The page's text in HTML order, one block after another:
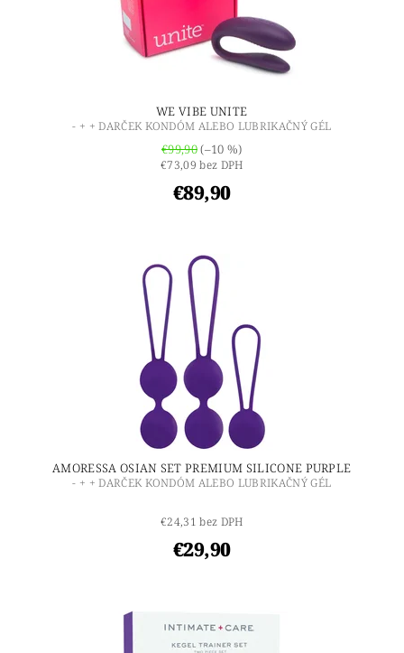
WE VIBE UNITE
- + + DARČEK KONDÓM ALEBO LUBRIKAČNÝ GÉL
€99,90(–10 %)
€73,09 bez DPH
€89,90
AMORESSA OSIAN SET PREMIUM SILICONE PURPLE
- + + DARČEK KONDÓM ALEBO LUBRIKAČNÝ GÉL
€24,31 bez DPH
€29,90